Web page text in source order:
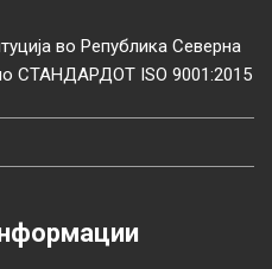
во Република Северна
СТАНДАРДОТ ISO 9001:2015